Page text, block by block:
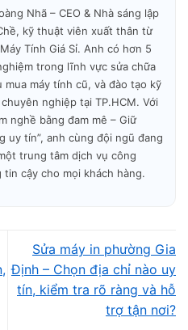
- có hóa đơn VAT đầy
đối trước khi bàn
trợ chu đáo sau khi sửa
Máy Tận Nơi
Nhã – CEO & Nhà sáng lập
kỹ thuật viên xuất thân từ
Tính Giá Sỉ. Anh có hơn 5
trong lĩnh vực sửa chữa
mua máy tính cũ, và đào tạo kỹ
nghiệp tại TP.HCM. Với
nghề bằng đam mê – Giữ
uy tín”, anh cùng đội ngũ đang
trung tâm dịch vụ công
tin cậy cho mọi khách hàng.
Sửa máy in phường Gia
Định – Chọn địa chỉ nào uy
tín, kiểm tra rõ ràng và hỗ
trợ tận nơi?